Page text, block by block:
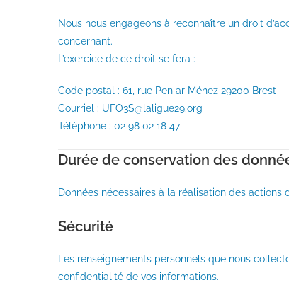
Nous nous engageons à reconnaître un droit
concernant.
L’exercice de ce droit se fera :
Code postal : 61, rue Pen ar Ménez 29200 Brest
Courriel : UFO3S@laligue29.org
Téléphone : 02 98 02 18 47
Durée de conservation des
Données nécessaires à la réalisation des
Sécurité
Les renseignements personnels que nous
confidentialité de vos informations.